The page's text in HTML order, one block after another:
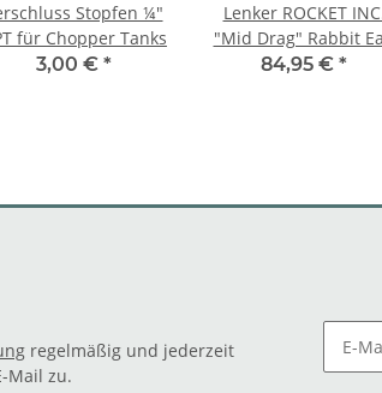
Stopfen ¼"
für Chopper Tanks
3,00 € *
Lenker ROCKET
"Mid Drag" Rabbit
1" Zoll, chrom
84,95 € *
regelmäßig und jederzeit
Mail zu.